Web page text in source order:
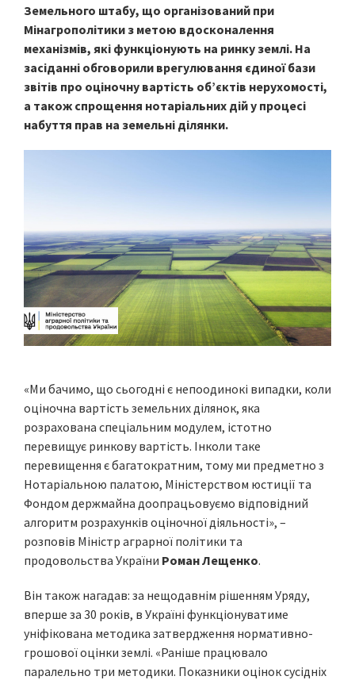
Земельного штабу, що організований при
Мінагрополітики з метою вдосконалення
механізмів, які функціонують на ринку землі. На
засіданні обговорили врегулювання єдиної бази
звітів про оціночну вартість об’єктів нерухомості,
а також спрощення нотаріальних дій у процесі
набуття прав на земельні ділянки.
«Ми бачимо, що сьогодні є непоодинокі випадки, коли
оціночна вартість земельних ділянок, яка
розрахована спеціальним модулем, істотно
перевищує ринкову вартість. Інколи таке
перевищення є багатократним, тому ми предметно з
Нотаріальною палатою, Міністерством юстиції та
Фондом держмайна доопрацьовуємо відповідний
алгоритм розрахунків оціночної діяльності», –
розповів Міністр аграрної політики та
продовольства України Роман Лещенко.
Він також нагадав: за нещодавнім рішенням Уряду,
вперше за 30 років, в Україні функціонуватиме
уніфікована методика затвердження нормативно-
грошової оцінки землі. «Раніше працювало
паралельно три методики. Показники оцінок сусідніх